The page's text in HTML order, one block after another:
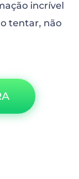
incrível
tentar, não